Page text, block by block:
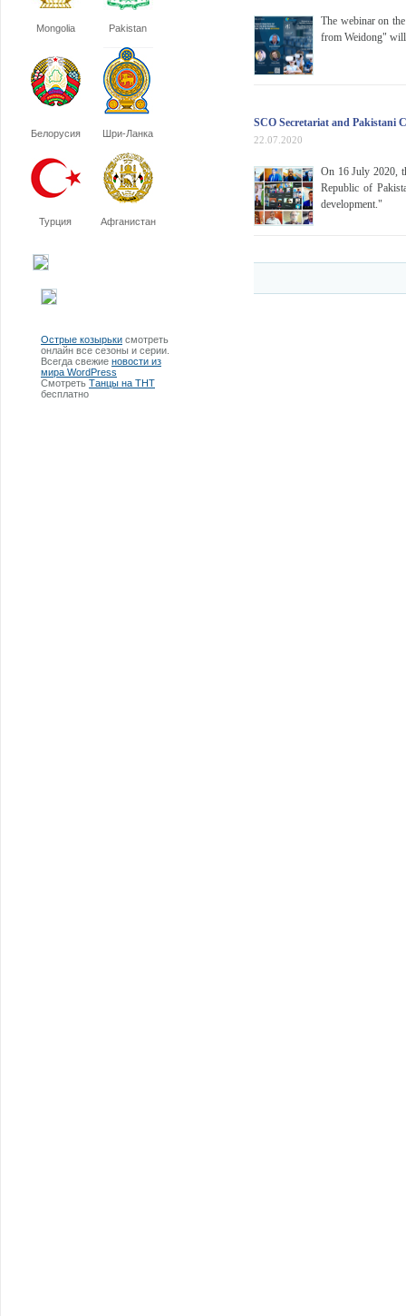
Mongolia Pakistan
Белорусия Шри-Ланка
Турция Афганистан
Острые козырьки смотреть
онлайн все сезоны и серии.
Всегда свежие новости из
мира WordPress
Смотреть Танцы на ТНТ
бесплатно
The webinar on
from Weidong"
SCO Secretariat and Pakistani
22.07.2020
On 16 July 2020,
Republic of
development."